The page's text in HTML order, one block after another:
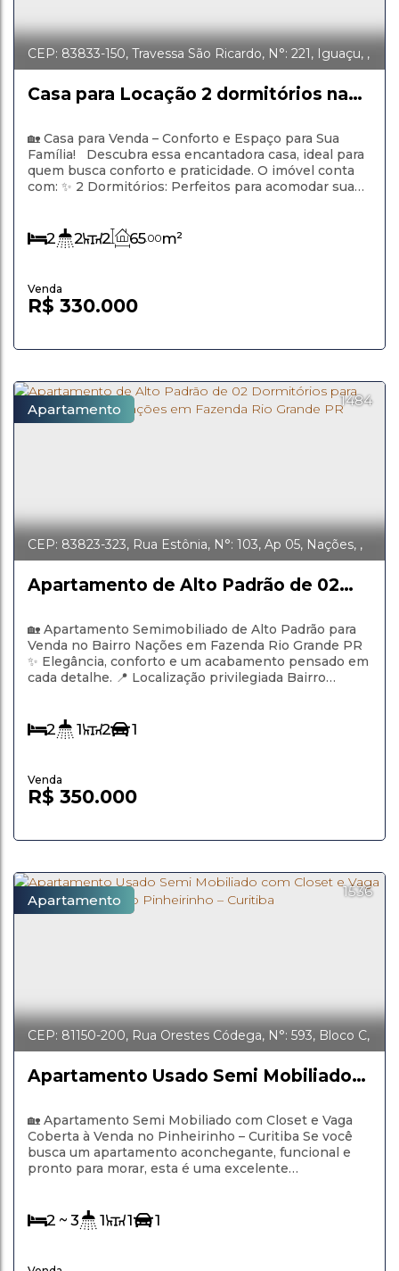
Casa para Locação 2 dormitórios na
R$ 330.000
CEP: 83833-150, Travessa São Ricardo, N°: 221, Iguaçu ,
Fazenda Rio Grande,Paraná,Brasil
2 2 2 65.00m²
🏡 Casa para Venda – Conforto e Espaço para Sua
Família! Descubra essa encantadora casa, ideal para
quem busca conforto e praticidade. O imóvel conta
com: ✨ 2 Dormitórios: Perfeitos para acomodar sua
ambientes aconchegantes e versáteis.🍽️ Ampla
Cozinha: Espaço ideal para...
1484
Apartamento
Apartamento de Alto Padrão de 02
Nações em Fazenda Rio Grande PR
R$ 350.000
CEP: 83823-323, Rua Estônia, N°: 103, Ap 05, Nações ,
Fazenda Rio Grande,Paraná,Brasil
2 1 2 1
🏡 Apartamento Semimobiliado de Alto Padrão para
Venda no Bairro Nações em Fazenda Rio Grande PR
✨ Elegância, conforto e um acabamento pensado em
cada detalhe. 📍 Localização privilegiada Bairro
Cozinha moderna e funcional Armários planejados
Fogão cooktop Depurador...
1536
Apartamento
Apartamento Usado Semi Mobiliado
no Pinheirinho – Curitiba
CEP: 81150-200, Rua Orestes Códega, N°: 593, Bloco C,
Apt 21,Pinheirinho ,Curitiba,Paraná,Brasil
2 ~ 3 1 1 1
🏡 Apartamento Semi Mobiliado com Closet e Vaga
Coberta à Venda no Pinheirinho – Curitiba Se você
busca um apartamento aconchegante, funcional e
pronto para morar, esta é uma excelente
aproveitados, o imóvel oferece conforto, praticidade
e uma localização privilegiada para o dia a...